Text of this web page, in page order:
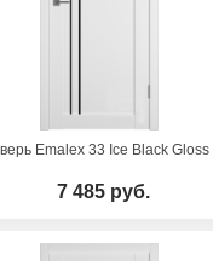
Emalex 33 Ice Black Gloss
7 485 руб.